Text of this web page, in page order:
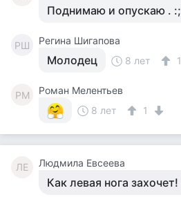
Поднимаю и опускаю . :;
РШ Регина Шигапова
Молодец 8 лет 1
РМ
Роман Мелентьев
8 лет
1
ЛЕ Людмила Евсеева
Как левая нога захочет!